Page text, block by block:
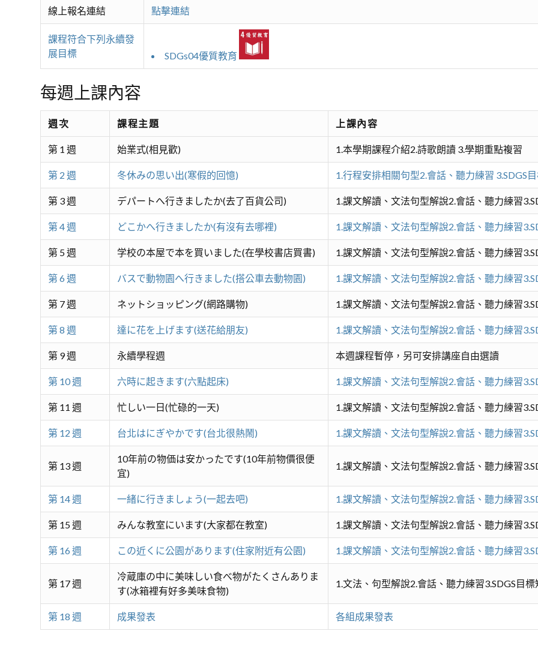
線上報名連結 點擊連結
課程符合下列永續發
展目標
SDGs04優質教育
每週上課內容
週次 課程主題 上課內容
第 1 週 始業式(相見歡) 1.本學期課程介紹2.詩歌朗讀 3.學期重點複習
第 2 週 冬休みの思い出(寒假的回憶) 1.行程安排相關句型2.會話、聽力練習 3.SDGS
第 3 週 デパートへ行きましたか(去了百貨公司) 1.課文解讀、文法句型解說2.會話、聽力練習
第 4 週 どこかへ行きましたか(有沒有去哪裡) 1.課文解讀、文法句型解說2.會話、聽力練習
第 5 週 学校の本屋で本を買いました(在學校書店買書) 1.課文解讀、文法句型解說2.會話、聽力練習
第 6 週 バスで動物園へ行きました(搭公車去動物園) 1.課文解讀、文法句型解說2.會話、聽力練習
第 7 週 ネットショッピング(網路購物) 1.課文解讀、文法句型解說2.會話、聽力練習
第 8 週 達に花を上げます(送花給朋友) 1.課文解讀、文法句型解說2.會話、聽力練習
第 9 週 永續學程週 本週課程暫停，另可安排講座自由選讀
第 10 週 六時に起きます(六點起床) 1.課文解讀、文法句型解說2.會話、聽力練習
第 11 週 忙しい一日(忙碌的一天) 1.課文解讀、文法句型解說2.會話、聽力練習
第 12 週 台北はにぎやかです(台北很熱鬧) 1.課文解讀、文法句型解說2.會話、聽力練習
第 13 週
10年前の物価は安かったです(10年前物價很便
宜)
1.課文解讀、文法句型解說2.會話、聽力練習
第 14 週 一緒に行きましょう(一起去吧) 1.課文解讀、文法句型解說2.會話、聽力練習
第 15 週 みんな教室にいます(大家都在教室) 1.課文解讀、文法句型解說2.會話、聽力練習
第 16 週 この近くに公園があります(住家附近有公園) 1.課文解讀、文法句型解說2.會話、聽力練習
第 17 週
冷蔵庫の中に美味しい食べ物がたくさんありま
す(冰箱裡有好多美味食物)
1.文法、句型解說2.會話、聽力練習3.SDGS目
第 18 週 成果發表 各組成果發表